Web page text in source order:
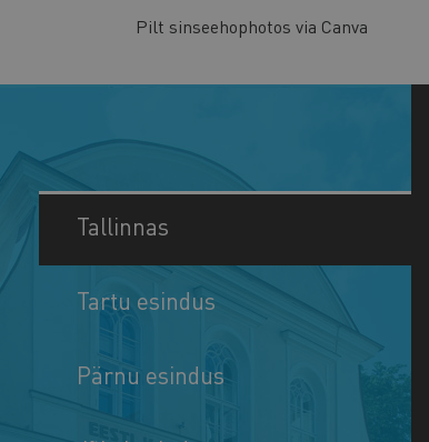
Pilt sinseehophotos via Canva
Tallinnas
Tartu esindus
Pärnu esindus